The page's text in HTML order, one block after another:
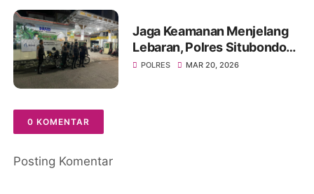
Jaga Keamanan Menjelang
Lebaran, Polres Situbondo
Intensifkan Patroli Sisir
POLRES MAR 20, 2026
0 KOMENTAR
Posting Komentar